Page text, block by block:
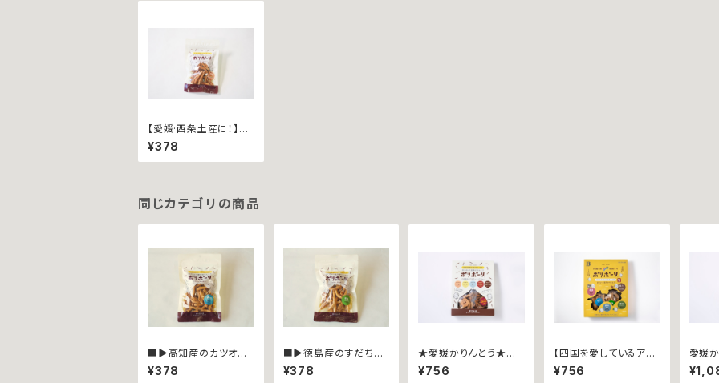
【愛媛·西条土産に！】ポ
リポーリ ~鉄板ナポリ
タン40ｇ袋入~
¥378
同じカテゴリの商品
■▶︎高知産のカツオと
にんにくを生地に練り
込みました★ポリポー
¥378
■▶︎徳島産のすだちを
生地に練り込みました
★ポリポーリ ∼すだ
¥378
★愛媛かりんとう★愛
媛土産★ ポリポーリ
~バラエティパック８５ｇ
¥756
【四国を愛しているアナ
タに】 四国４県味めぐり
ポリポーリ ~ご当地バ
¥756
愛媛
限定
んじ